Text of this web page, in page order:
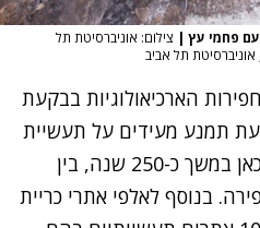
פחמי עץ | צילום: אוניברסיטת תל
אוניברסיטת תל אביב
הארכיאולוגיות בבקעת
תמנע מעידים על תעשיית
נחושת אדירה שהתקיימה כאן במשך כ-250 שנה, בין
11 למאה ה-9 לספירה. בנוסף לאלפי אתרי כריית